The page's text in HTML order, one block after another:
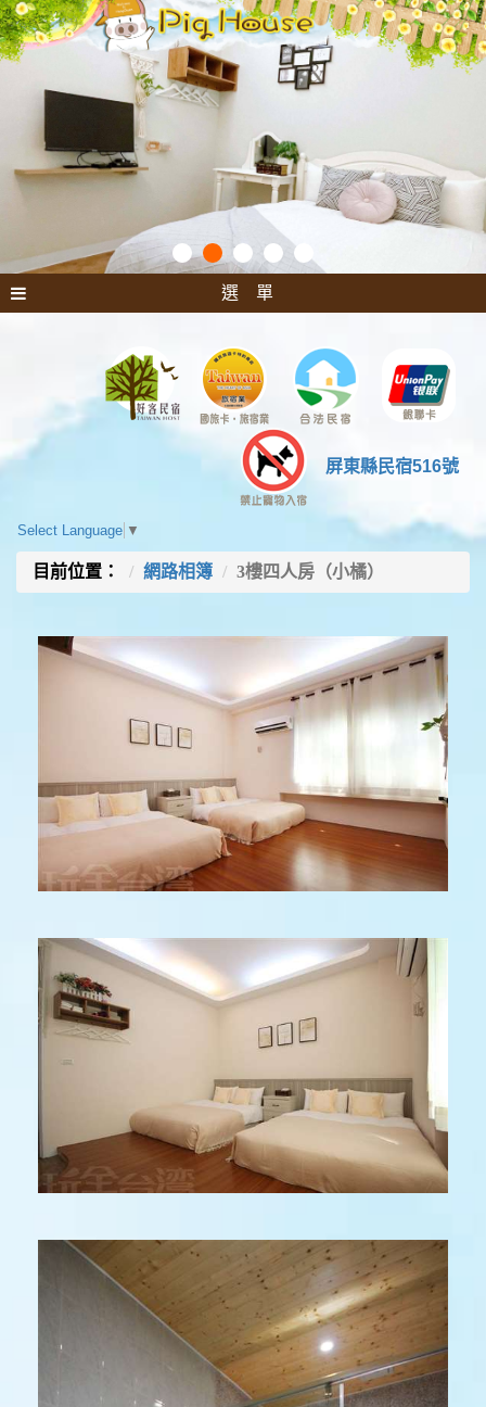
選 單
屏東縣民宿516號
Select Language ▼
目前位置： 網路相簿 3樓四人房（小橘）